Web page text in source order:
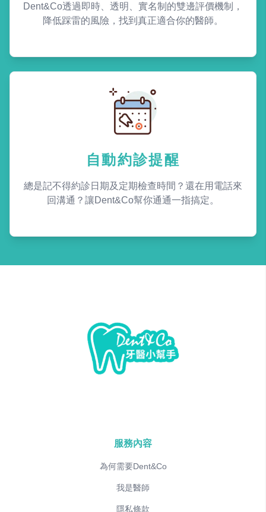
Dent&Co透過即時、透明、實名制的雙邊評價機制，
降低踩雷的風險，找到真正適合你的醫師。
自動約診提醒
總是記不得約診日期及定期檢查時間？還在用電話來
回溝通？讓Dent&Co幫你通通一指搞定。
服務內容
為何需要Dent&Co
我是醫師
隱私條款